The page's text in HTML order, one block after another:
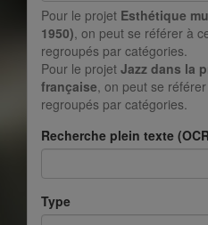
Pour le projet Esthétique
1950), on peut se référer à
regroupés par catégories.
Pour le projet Jazz dans la
française, on peut se
regroupés par catégories.
Recherche plein texte
Type